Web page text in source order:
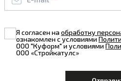
Я согласен наобработку
ознакомлен с условиями
ООО "Куформ" и условиями
ООО «Стройкатулс»